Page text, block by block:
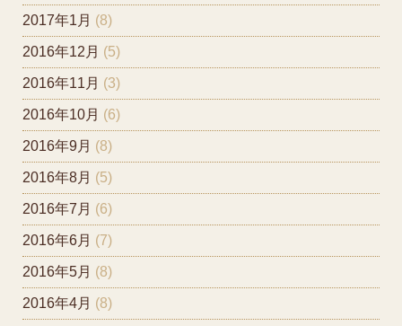
2017年1月 (8)
2016年12月 (5)
2016年11月 (3)
2016年10月 (6)
2016年9月 (8)
2016年8月 (5)
2016年7月 (6)
2016年6月 (7)
2016年5月 (8)
2016年4月 (8)